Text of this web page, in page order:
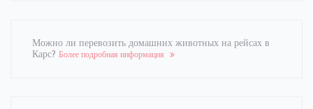
Можно ли перевозить домашних животных на рейсах в
Карс? Более подробная информация